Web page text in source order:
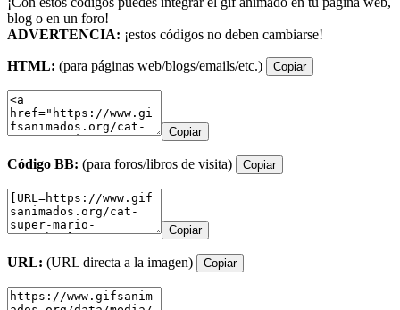
blog o en un foro!
ADVERTENCIA: ¡estos códigos no deben cambiarse!
HTML: (para páginas web/blogs/emails/etc.) Copiar
Copiar
Código BB: (para foros/libros de visita) Copiar
Copiar
URL: (URL directa a la imagen) Copiar